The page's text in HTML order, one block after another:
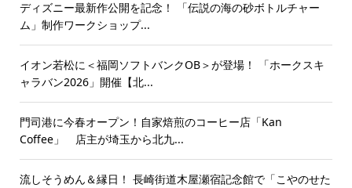
ディズニー最新作公開を記念！ 「伝説の海の砂ボトルチャー
ム」制作ワークショップ...
イオン若松に＜福岡ソフトバンクOB＞が登場！ 「ホークスキ
ャラバン2026」開催【北...
門司港に今春オープン！自家焙煎のコーヒー店「Kan
Coffee」 店主が埼玉から北九...
流しそうめん＆縁日！ 長崎街道木屋瀬宿記念館で「こやのせた